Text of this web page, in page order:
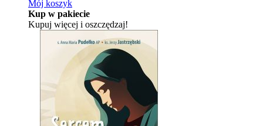
Mój koszyk
Kup w pakiecie
Kupuj więcej i oszczędzaj!